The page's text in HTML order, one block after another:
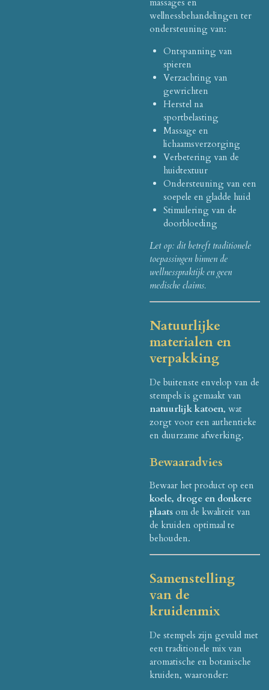
wellnessbehandelingen ter
ondersteuning van:
Ontspanning van
spieren
Verzachting van
gewrichten
Herstel na
sportbelasting
Massage en
lichaamsverzorging
Verbetering van de
huidtextuur
Ondersteuning van een
soepele en gladde huid
Stimulering van de
doorbloeding
Let op: dit betreft traditionele
toepassingen binnen de
wellnesspraktijk en geen
medische claims.
Natuurlijke
materialen en
verpakking
De buitenste envelop van de
stempels is gemaakt van
natuurlijk katoen, wat
zorgt voor een authentieke
en duurzame afwerking.
Bewaaradvies
Bewaar het product op een
koele, droge en donkere
plaats om de kwaliteit van
de kruiden optimaal te
behouden.
Samenstelling
van de
kruidenmix
De stempels zijn gevuld met
een traditionele mix van
aromatische en botanische
kruiden, waaronder: